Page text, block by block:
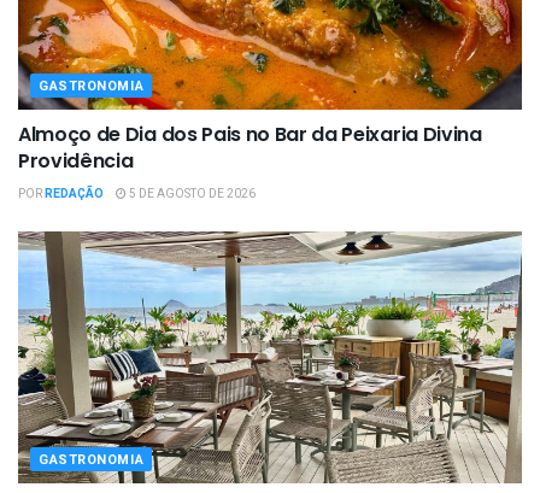
GASTRONOMIA
Almoço de Dia dos Pais no Bar da Peixaria Divina
Providência
PORREDAÇÃO 5 DE AGOSTO DE 2026
GASTRONOMIA